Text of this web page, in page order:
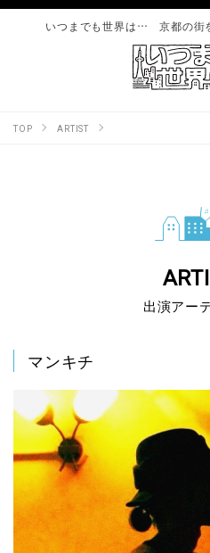
いつまでも世界は… 京都の街
TOP ARTIST
出演アー
マンキチ